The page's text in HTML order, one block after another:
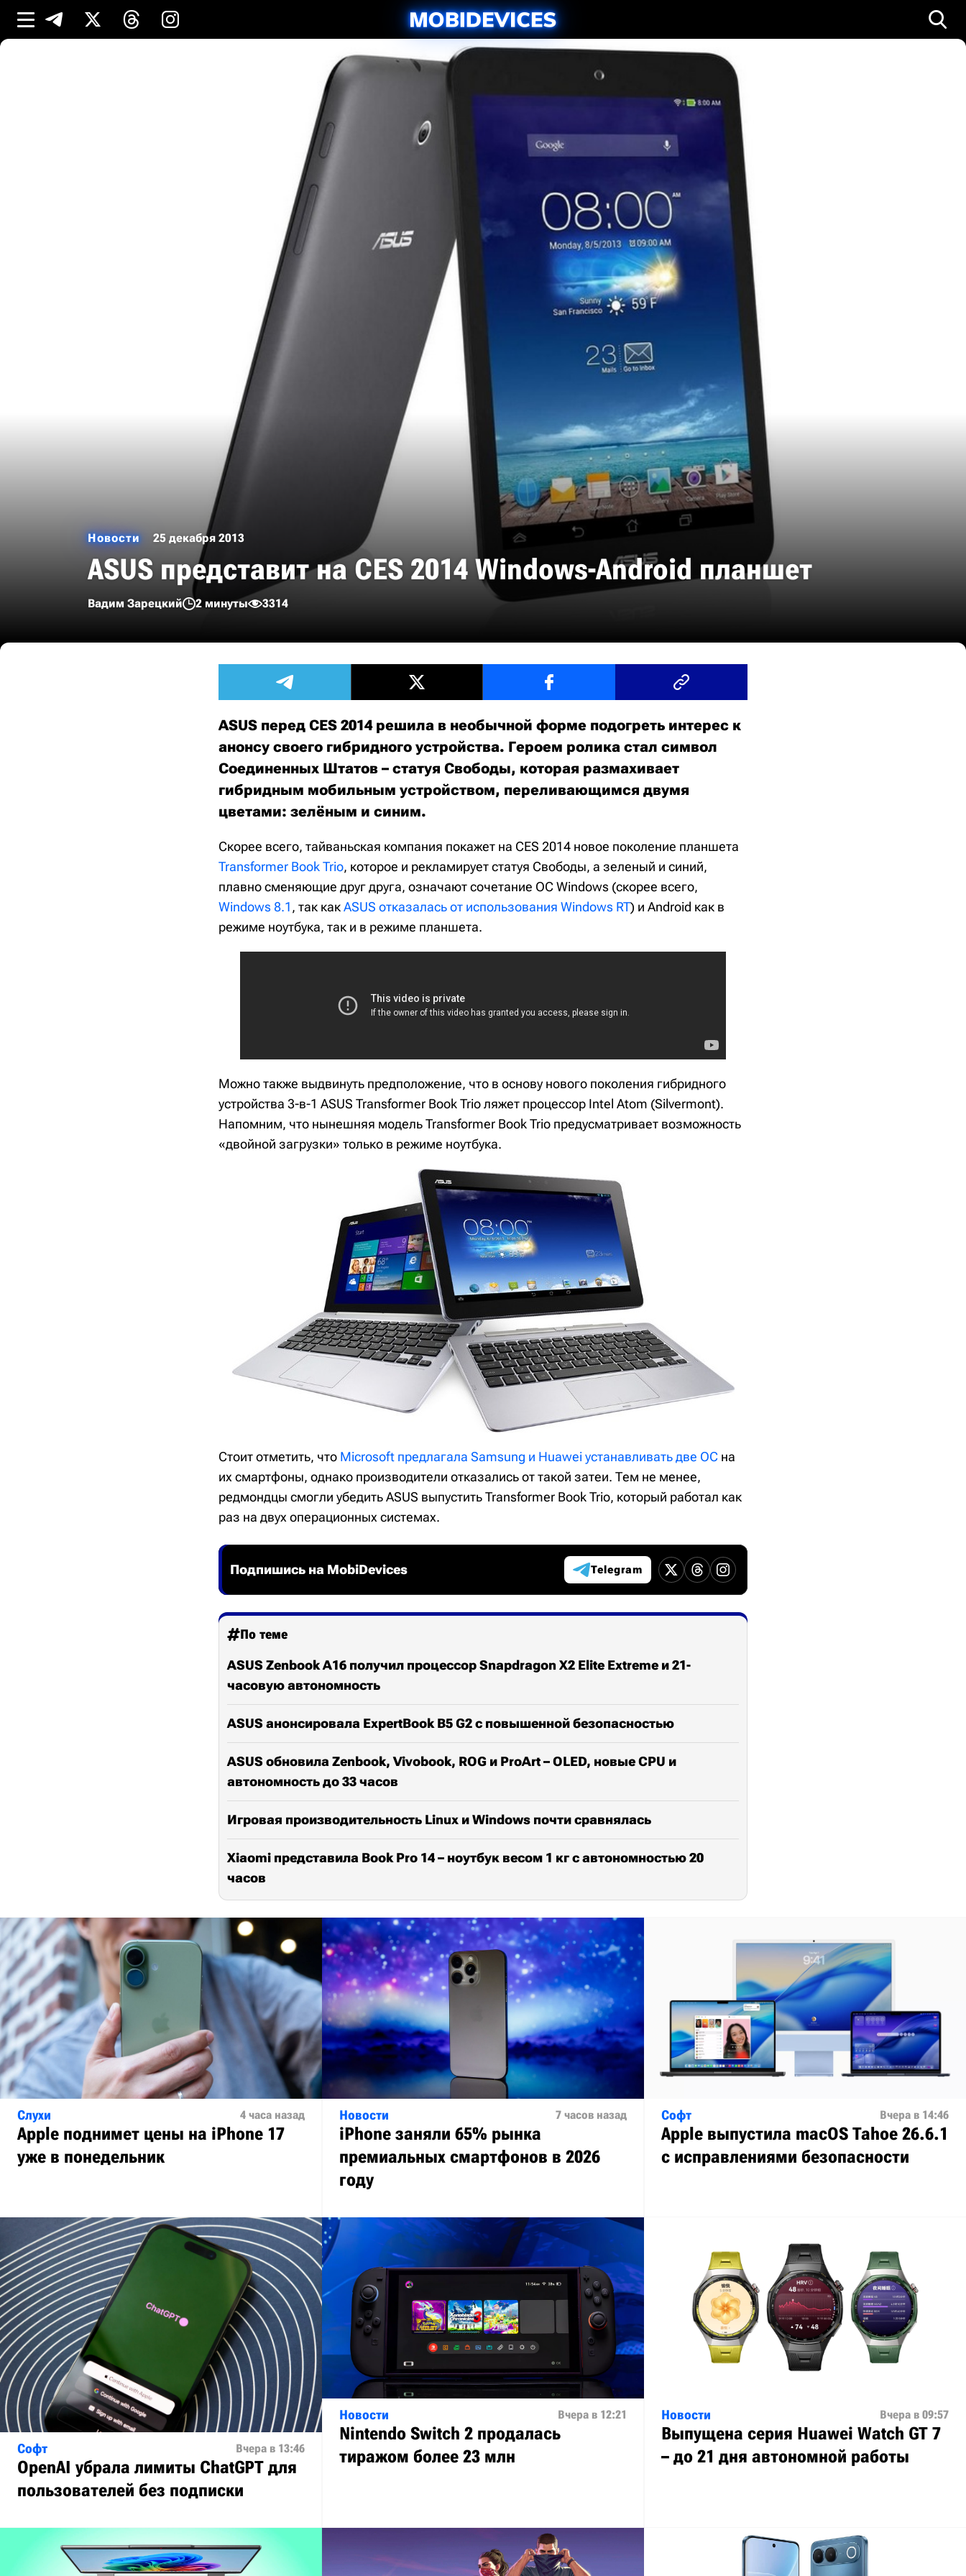
Новости 25 декабря 2013
ASUS представит на CES 2014 Windows-Android планшет
Вадим Зарецкий 2 минуты 3314
ASUS перед CES 2014 решила в необычной форме подогреть интерес к
анонсу своего гибридного устройства. Героем ролика стал символ
Соединенных Штатов – статуя Свободы, которая размахивает
гибридным мобильным устройством, переливающимся двумя
цветами: зелёным и синим.
Скорее всего, тайваньская компания покажет на CES 2014 новое поколение планшета
Transformer Book Trio, которое и рекламирует статуя Свободы, а зеленый и синий,
плавно сменяющие друг друга, означают сочетание ОС Windows (скорее всего,
Windows 8.1, так какASUS отказалась от использования Windows RT) и Android как в
режиме ноутбука, так и в режиме планшета.
Можно также выдвинуть предположение, что в основу нового поколения гибридного
устройства 3-в-1 ASUS Transformer Book Trio ляжет процессор Intel Atom (Silvermont).
Напомним, что нынешняя модель Transformer Book Trio предусматривает возможность
«двойной загрузки» только в режиме ноутбука.
Стоит отметить, что Microsoft предлагала Samsung и Huawei устанавливать две ОС на
их смартфоны, однако производители отказались от такой затеи. Тем не менее,
редмондцы смогли убедить ASUS выпустить Transformer Book Trio, который работал как
раз на двух операционных системах.
Подпишись на MobiDevices Telegram
По теме
ASUS Zenbook A16 получил процессор Snapdragon X2 Elite Extreme и 21-
часовую автономность
ASUS анонсировала ExpertBook B5 G2 с повышенной безопасностью
ASUS обновила Zenbook, Vivobook, ROG и ProArt – OLED, новые CPU и
автономность до 33 часов
Игровая производительность Linux и Windows почти сравнялась
Xiaomi представила Book Pro 14 – ноутбук весом 1 кг с автономностью 20
часов
Слухи 4 часа назад
Apple поднимет цены на iPhone 17
уже в понедельник
Новости 7 часов назад
iPhone заняли 65% рынка
премиальных смартфонов в 2026
году
Софт Вчера в 14:46
Apple выпустила macOS Tahoe 26.6.1
с исправлениями безопасности
Софт Вчера в 13:46
OpenAI убрала лимиты ChatGPT для
пользователей без подписки
Новости Вчера в 12:21
Nintendo Switch 2 продалась
тиражом более 23 млн
Новости Вчера в 09:57
Выпущена серия Huawei Watch GT 7
– до 21 дня автономной работы